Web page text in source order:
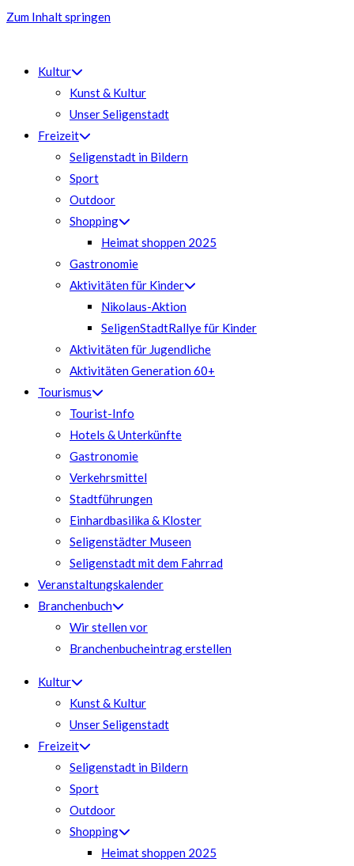
Zum Inhalt springen
Kultur
Kunst & Kultur
Unser Seligenstadt
Freizeit
Seligenstadt in Bildern
Sport
Outdoor
Shopping
Heimat shoppen 2025
Gastronomie
Aktivitäten für Kinder
Nikolaus-Aktion
SeligenStadtRallye für Kinder
Aktivitäten für Jugendliche
Aktivitäten Generation 60+
Tourismus
Tourist-Info
Hotels & Unterkünfte
Gastronomie
Verkehrsmittel
Stadtführungen
Einhardbasilika & Kloster
Seligenstädter Museen
Seligenstadt mit dem Fahrrad
Veranstaltungskalender
Branchenbuch
Wir stellen vor
Branchenbucheintrag erstellen
Kultur
Kunst & Kultur
Unser Seligenstadt
Freizeit
Seligenstadt in Bildern
Sport
Outdoor
Shopping
Heimat shoppen 2025